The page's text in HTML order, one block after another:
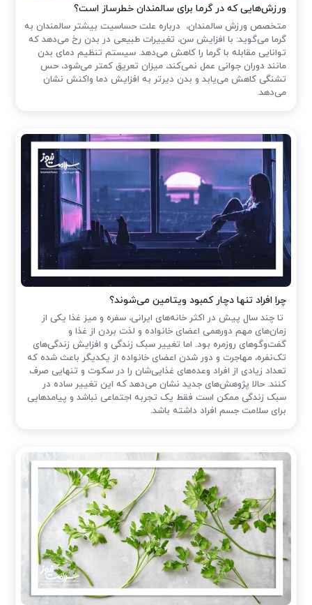
ورزش‌هایی که در گرما برای سالمندان خطرساز است؟
متخصص ورزش سالمندان، درباره علت حساسیت بیشتر سالمندان به
گرما می‌گوید: با افزایش سن، تغییرات طبیعی در بدن رخ می‌دهد که
توانایی مقابله با گرما را کاهش می‌دهد. سیستم تنظیم دمای بدن
مانند دوران جوانی عمل نمی‌کند، میزان تعریق کمتر می‌شود، حس
تشنگی کاهش می‌یابد و بدن دیرتر به افزایش دما واکنش نشان
می‌دهد.
چرا افراد تنها دچار کمبود ویتامین می‌شوند؟
تا چند سال پیش در اکثر خانه‌های ایرانی، سفره و میز غذا یکی از
زمان‌های مهم دورهمی اعضای خانواده و لذت بردن از غذا و
گفت‌وگوهای روزمره بود. اما تغییر سبک زندگی و افزایش زندگی‌های
تک‌نفره، مهاجرت و دور شدن اعضای خانواده از یکدیگر باعث شده که
تعداد زیادی از افراد وعده‌های غذایی‌شان را در سکوت و تنهایی صرف
کنند. حالا پژوهش‌های جدید نشان می‌دهد که این تغییر ساده در
سبک زندگی ممکن است فقط یک تجربه اجتماعی نباشد و پیامدهایی
برای سلامت جسم افراد داشته باشد.